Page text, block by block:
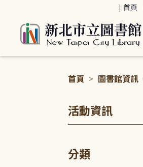
首頁
首頁 > 圖書館資訊
活動資訊
分類